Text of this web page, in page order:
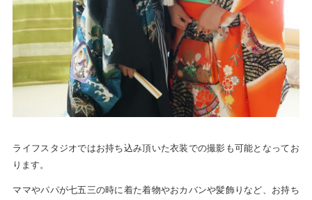
ライフスタジオではお持ち込み頂いた衣装での撮影も可能となってお
ります。
ママやパパが七五三の時に着た着物やおカバンや髪飾りなど、お持ち